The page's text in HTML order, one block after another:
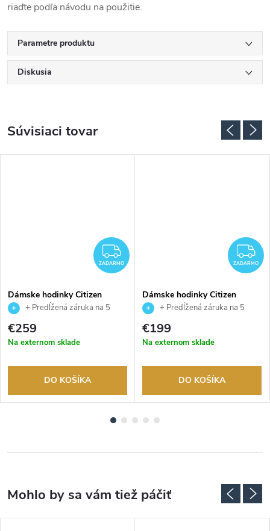
riaďte podľa návodu na použitie.
Parametre produktu
Diskusia
Súvisiaci tovar
ZADARMO
ZADARMO
Dámske hodinky Citizen
EO2023-00A
+ Predĺžená záruka na 5
rokov. Až 100 dní na vrátenie
tovaru. Autorizovaný predajca.
€259
Na externom sklade
DO KOŠÍKA
ZADARMO
Dámske hodinky Citizen
FE1242-78D
+ Predĺžená záruka na 5
rokov. Až 100 dní na vrátenie
tovaru. Autorizovaný predajca.
€199
Na externom sklade
DO KOŠÍKA